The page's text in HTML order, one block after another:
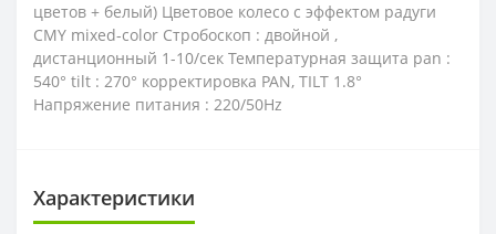
цветов + белый) Цветовое колесо с эффектом радуги
CMY mixed-color Стробоскоп : двойной ,
дистанционный 1-10/сек Температурная защита pan :
540° tilt : 270° корректировка PAN, TILT 1.8°
Напряжение питания : 220/50Hz
Характеристики